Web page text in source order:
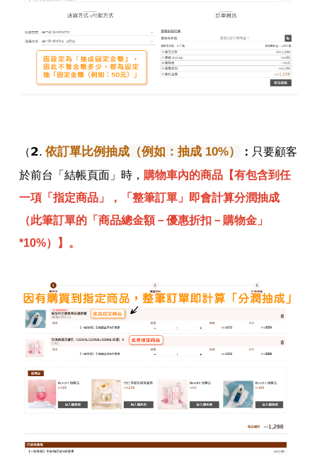
（𝟮. 依訂單比例抽成（例如：抽成 10%） ： 只要顧客
於前台「結帳頁面」時， 購物車內的商品【有包含到任
一項「指定商品」，「整筆訂單」即會計算分潤抽成
（此筆訂單的「商品總金額－優惠折扣－購物金」
*10%）】。